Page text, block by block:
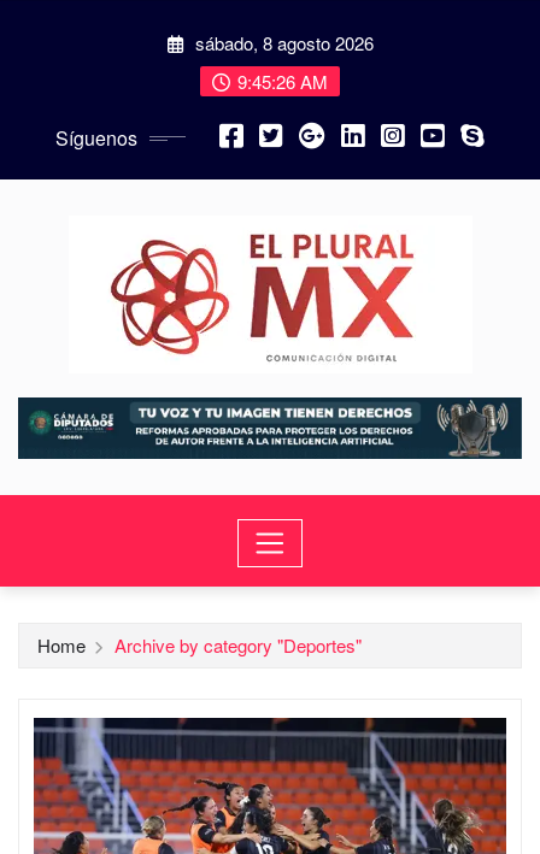
sábado, 8 agosto 2026
9:45:27 AM
Síguenos
Home Archive by category "Deportes"